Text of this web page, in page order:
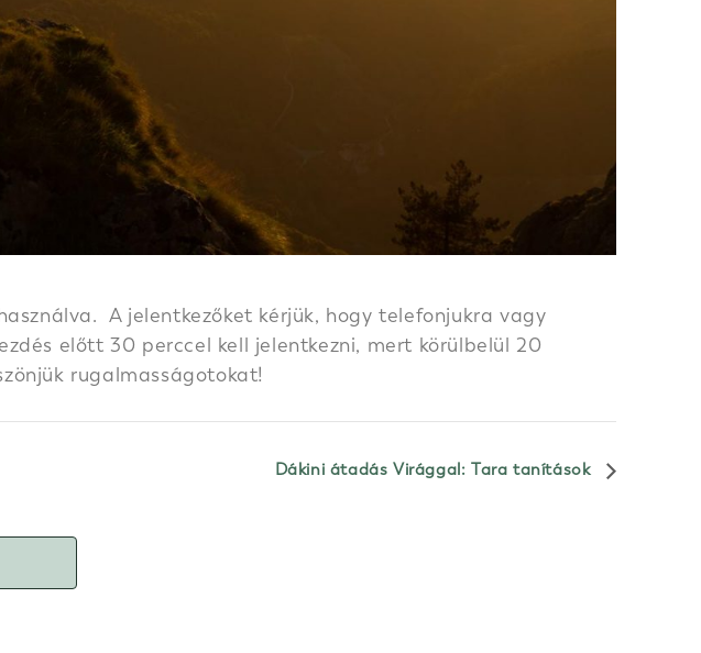
A jelentkezőket kérjük, hogy telefonjukra vagy
előtt 30 perccel kell jelentkezni, mert körülbelül 20
rugalmasságotokat!
Dákini átadás Virággal: Tara tanítások